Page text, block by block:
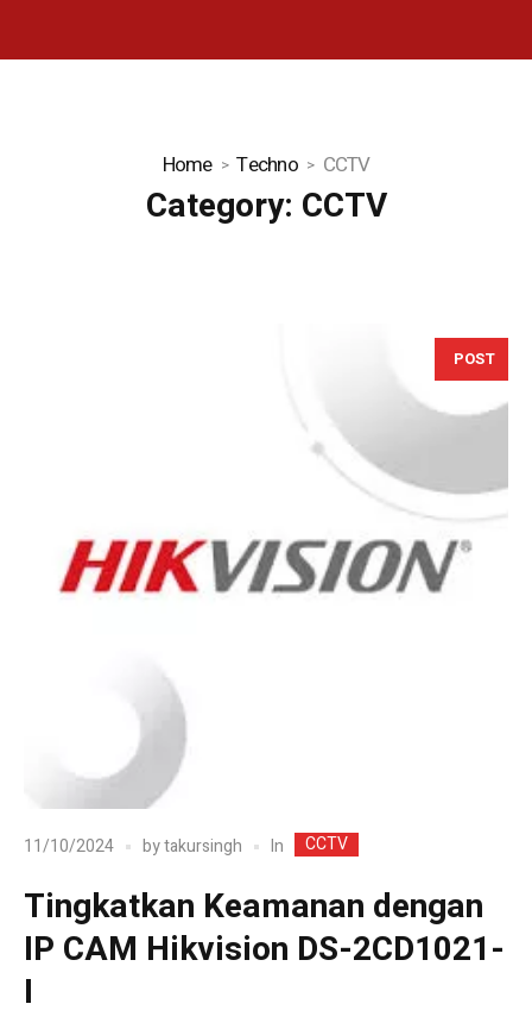
Home Techno CCTV
Category: CCTV
POST
11/10/2024 bytakursingh In CCTV
Tingkatkan Keamanan dengan
IP CAM Hikvision DS-2CD1021-
I